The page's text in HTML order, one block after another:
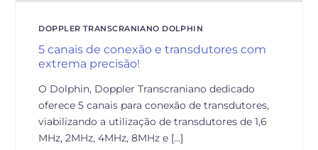
DOPPLER TRANSCRANIANO DOLPHIN
5 canais de conexão e transdutores com
extrema precisão!
O Dolphin, Doppler Transcraniano dedicado
oferece 5 canais para conexão de transdutores,
viabilizando a utilização de transdutores de 1,6
MHz, 2MHz, 4MHz, 8MHz e […]